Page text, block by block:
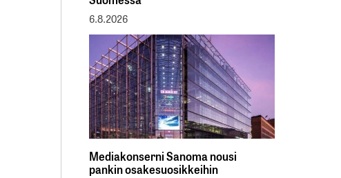
6.8.2026
Mediakonserni Sanoma nousi
pankin osakesuosikkeihin